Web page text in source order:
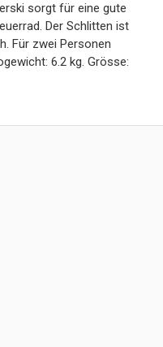
sorgt für eine gute
Der Schlitten ist
Für zwei Personen
6.2 kg. Grösse: